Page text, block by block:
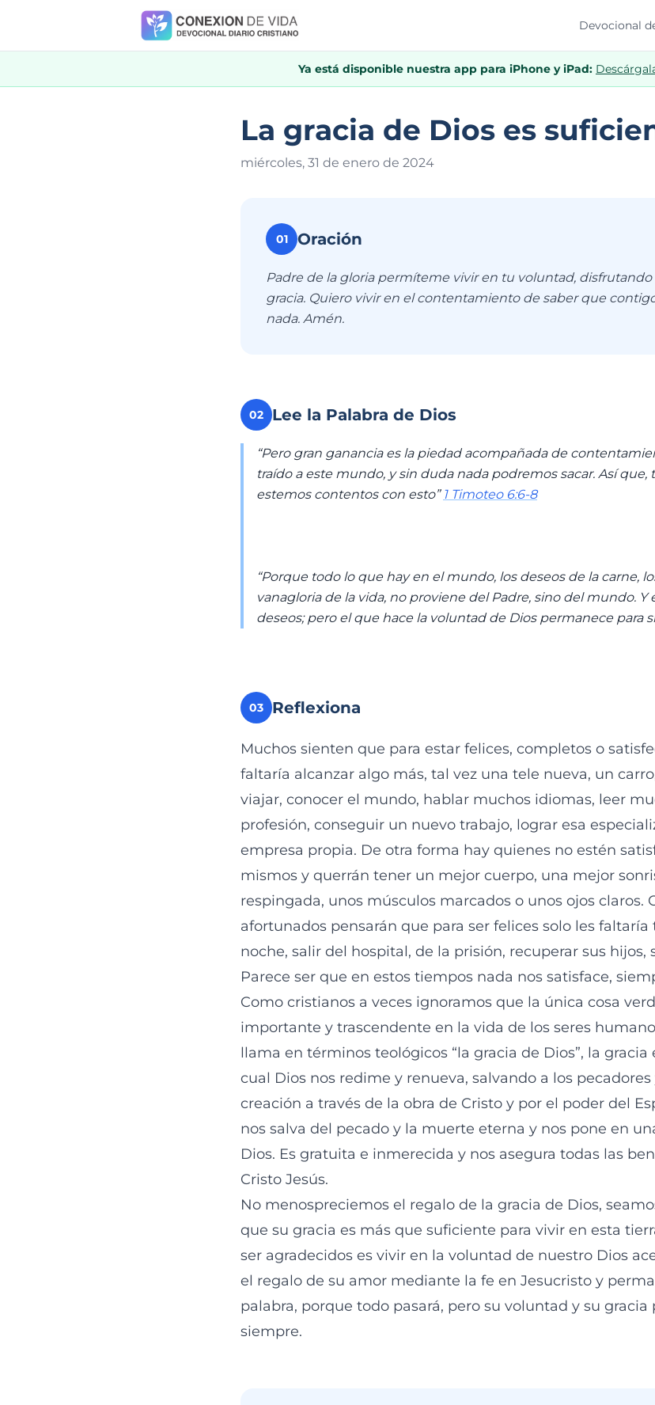
Devocional
Ya está disponible nuestra app para iPhone y iPad:
La gracia de Dios es
miércoles, 31 de enero de 2024
01 Oración
Padre de la gloria permíteme vivir en tu voluntad,
gracia. Quiero vivir en el contentamiento de saber que
nada. Amén.
02 Lee la Palabra de Dios
“Pero gran ganancia es la piedad acompañada de
traído a este mundo, y sin duda nada podremos sacar. Así
estemos contentos con esto” 1 Timoteo 6:6-8
“Porque todo lo que hay en el mundo, los deseos de la carne,
vanagloria de la vida, no proviene del Padre, sino del mundo. Y
deseos; pero el que hace la voluntad de Dios permanece para
03 Reflexiona
Muchos sienten que para estar felices, completos o
faltaría alcanzar algo más, tal vez una tele nueva, un
viajar, conocer el mundo, hablar muchos idiomas, leer
profesión, conseguir un nuevo trabajo, lograr esa
empresa propia. De otra forma hay quienes no estén
mismos y querrán tener un mejor cuerpo, una mejor
respingada, unos músculos marcados o unos ojos claros.
afortunados pensarán que para ser felices solo les faltaría
noche, salir del hospital, de la prisión, recuperar sus hijos,
Parece ser que en estos tiempos nada nos satisface,
Como cristianos a veces ignoramos que la única cosa
importante y trascendente en la vida de los seres
llama en términos teológicos “la gracia de Dios”, la
cual Dios nos redime y renueva, salvando a los
creación a través de la obra de Cristo y por el poder del
nos salva del pecado y la muerte eterna y nos pone en
Dios. Es gratuita e inmerecida y nos asegura todas las
Cristo Jesús.
No menospreciemos el regalo de la gracia de Dios,
que su gracia es más que suficiente para vivir en esta
ser agradecidos es vivir en la voluntad de nuestro Dios
el regalo de su amor mediante la fe en Jesucristo y
palabra, porque todo pasará, pero su voluntad y su gracia
siempre.